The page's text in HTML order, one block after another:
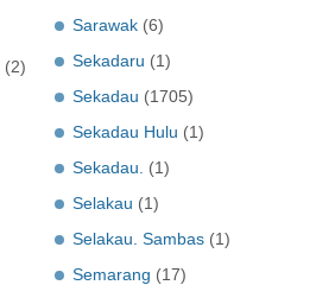
(2)
Sarawak (6)
Sekadaru (1)
Sekadau (1705)
Sekadau Hulu (1)
Sekadau.
(1)
Selakau (1)
Selakau. Sambas (1)
Semarang (17)